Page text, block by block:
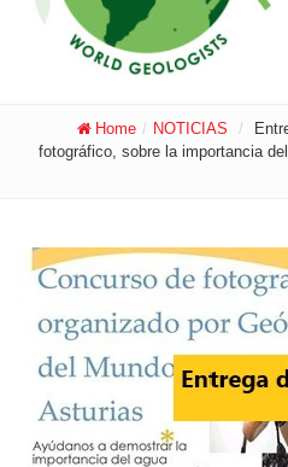
Home / NOTICIAS /
fotográfico, sobre la importancia